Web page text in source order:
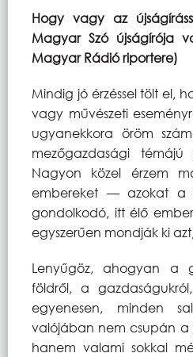
Hogy vagy az
Magyar Szó újságírója
Magyar Rádió riportere)
Mindig jó érzéssel tölt el,
vagy művészeti
ugyanekkora öröm
mezőgazdasági témájú
Nagyon közel érzem
embereket — azokat a
gondolkodó, itt élő
egyszerűen mondják ki
Lenyűgöz, ahogyan a
földről, a
egyenesen, minden
valójában nem csupán a
hanem valami sokkal